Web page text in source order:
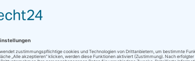
Wohnumfeld –
und Lebensqualität.
macht Schwerin zu